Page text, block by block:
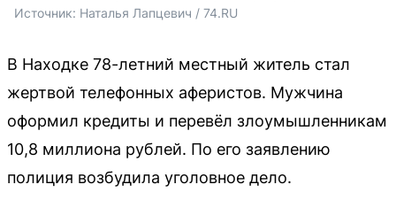
Источник: Наталья Лапцевич / 74.RU
В Находке 78-летний местный житель стал
жертвой телефонных аферистов. Мужчина
оформил кредиты и перевёл злоумышленникам
10,8 миллиона рублей. По его заявлению
полиция возбудила уголовное дело.